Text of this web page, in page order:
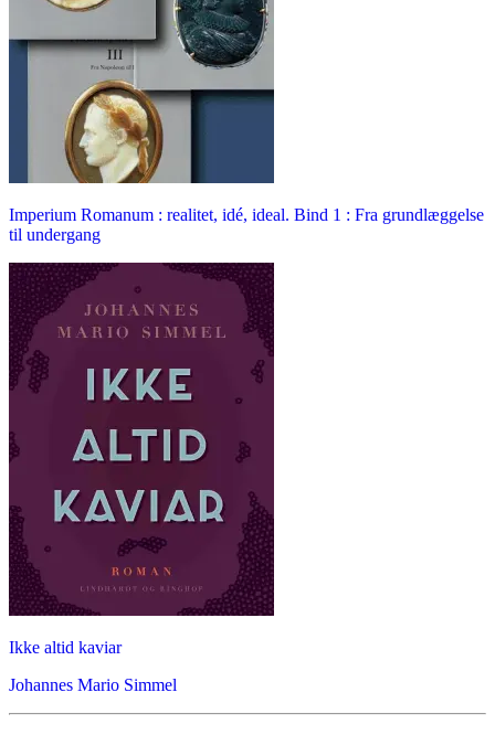
Imperium Romanum : realitet, idé, ideal. Bind 1 : Fra grundlæggelse
til undergang
Ikke altid kaviar
Johannes Mario Simmel